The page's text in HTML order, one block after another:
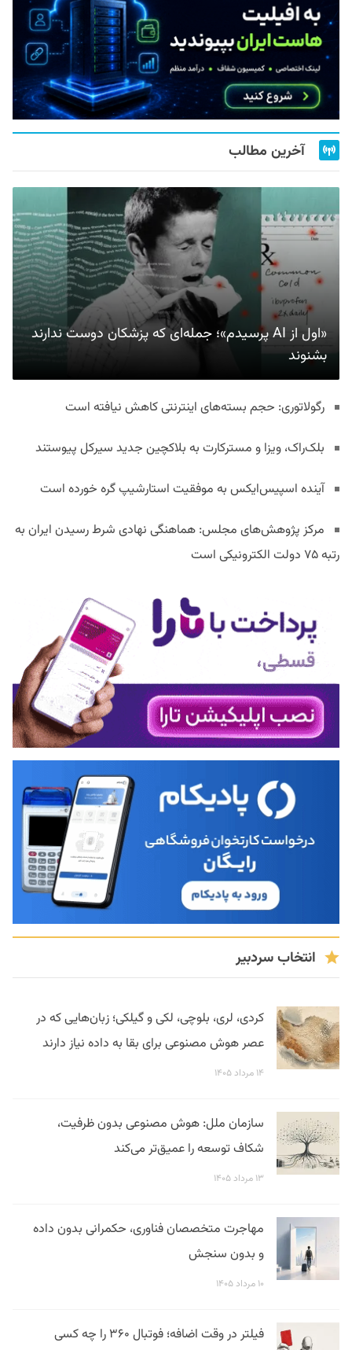
آخرین مطالب
«اول از AI پرسیدم»؛ جمله‌ای که پزشکان دوست ندارند
بشنوند
رگولاتوری: حجم بسته‌های اینترنتی کاهش نیافته است
بلک‌راک، ویزا و مسترکارت به بلاکچین جدید سیرکل پیوستند
آینده اسپیس‌ایکس به موفقیت استارشیپ گره خورده است
مرکز پژوهش‌های مجلس: هماهنگی نهادی شرط رسیدن ایران به
رتبه ۷۵ دولت الکترونیکی است
انتخاب سردبیر
کردی، لری، بلوچی، لکی و گیلکی؛ زبان‌هایی که در
عصر هوش مصنوعی برای بقا به داده نیاز دارند
۱۴ مرداد ۱۴۰۵
سازمان ملل: هوش مصنوعی بدون ظرفیت،
شکاف توسعه را عمیق‌تر می‌کند
۱۳ مرداد ۱۴۰۵
مهاجرت متخصصان فناوری، حکمرانی بدون داده
و بدون سنجش
۱۰ مرداد ۱۴۰۵
فیلتر در وقت اضافه؛ فوتبال ۳۶۰ را چه کسی